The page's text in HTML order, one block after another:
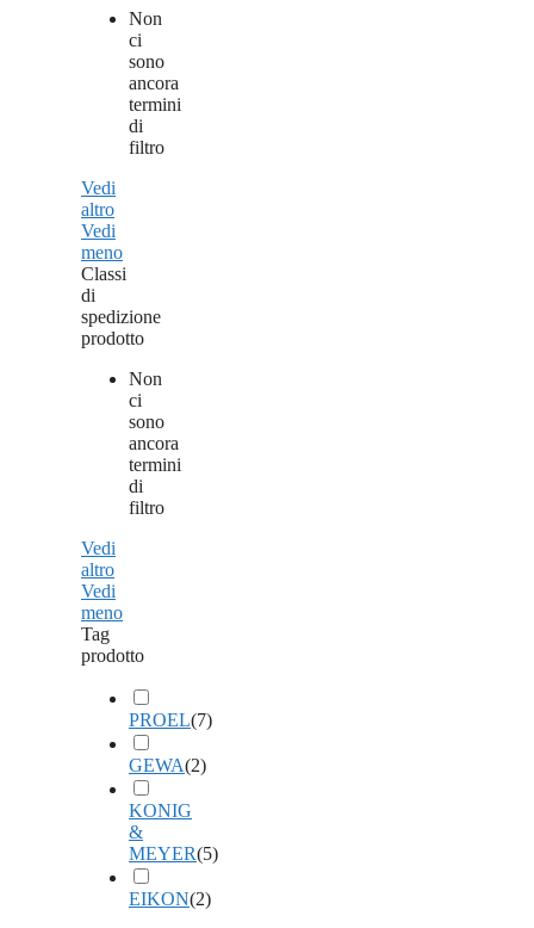
Non
ci
sono
ancora
termini
di
filtro
Vedi
altro
Vedi
meno
Classi
di
spedizione
prodotto
Non
ci
sono
ancora
termini
di
filtro
Vedi
altro
Vedi
meno
Tag
prodotto
PROEL(7)
GEWA(2)
KONIG
&
MEYER(5)
EIKON(2)